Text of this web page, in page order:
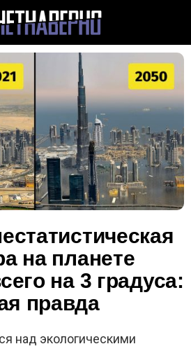
на планете
на 3 градуса:
правда
над экологическими